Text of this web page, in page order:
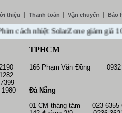
thiệu Thanh toán Vận chuyển Bảo
cách nhiệt SolarZone giảm giá
TPHCM
166 Phạm Văn Đồng 0932
Đà Nẵng
01 CM tháng tám 023 6355